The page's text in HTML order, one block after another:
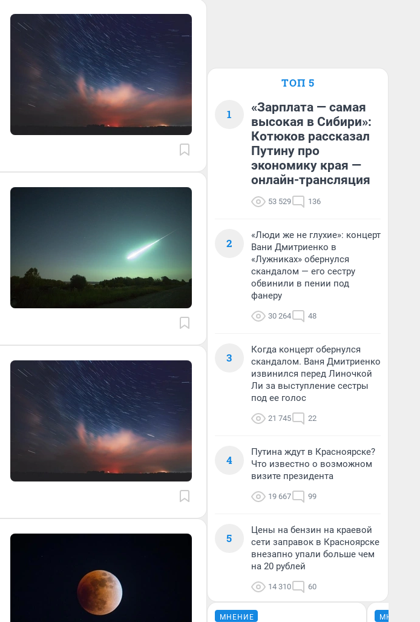
ТОП 5
1
«Зарплата — самая
высокая в Сибири»:
Котюков рассказал
Путину про
экономику края —
онлайн-трансляция
53 529 136
2
«Люди же не глухие»: концерт
Вани Дмитриенко в
«Лужниках» обернулся
скандалом — его сестру
обвинили в пении под
фанеру
30 264 48
3
Когда концерт обернулся
скандалом. Ваня Дмитриенко
извинился перед Линочкой
Ли за выступление сестры
под ее голос
21 745 22
4
Путина ждут в Красноярске?
Что известно о возможном
визите президента
19 667 99
5
Цены на бензин на краевой
сети заправок в Красноярске
внезапно упали больше чем
на 20 рублей
14 310 60
МНЕНИЕ МНЕНИЕ